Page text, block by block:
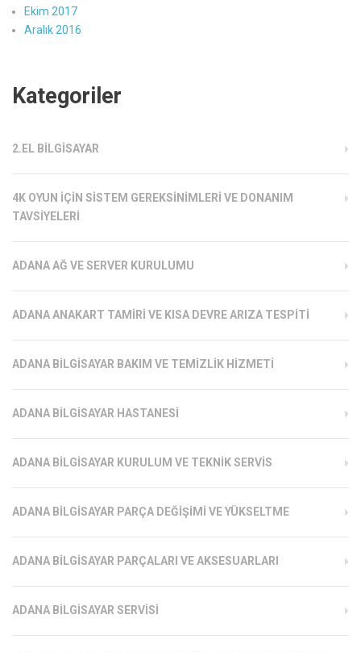
Ekim 2017
Aralık 2016
Kategoriler
2.EL BILGISAYAR
4K OYUN İÇIN SISTEM GEREKSINIMLERI VE DONANIM
TAVSIYELERI
ADANA AĞ VE SERVER KURULUMU
ADANA ANAKART TAMIRI VE KISA DEVRE ARIZA TESPITI
ADANA BILGISAYAR BAKIM VE TEMIZLIK HIZMETI
ADANA BILGISAYAR HASTANESI
ADANA BILGISAYAR KURULUM VE TEKNIK SERVIS
ADANA BILGISAYAR PARÇA DEĞIŞIMI VE YÜKSELTME
ADANA BILGISAYAR PARÇALARI VE AKSESUARLARI
ADANA BILGISAYAR SERVISI